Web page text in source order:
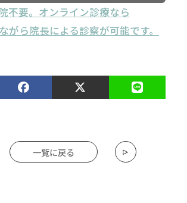
不要。オンライン診療なら
がら院長による診察が可能です。
一覧に戻る